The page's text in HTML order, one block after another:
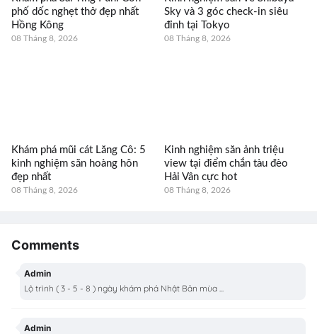
phố dốc nghẹt thở đẹp nhất
Hồng Kông
08 Tháng 8, 2026
Sky và 3 góc check-in siêu
đỉnh tại Tokyo
08 Tháng 8, 2026
Khám phá mũi cát Lăng Cô: 5
kinh nghiệm săn hoàng hôn
đẹp nhất
08 Tháng 8, 2026
Kinh nghiệm săn ảnh triệu
view tại điểm chắn tàu đèo
Hải Vân cực hot
08 Tháng 8, 2026
Comments
Admin
Lộ trình ( 3 - 5 - 8 ) ngày khám phá Nhật Bản mùa ...
Admin